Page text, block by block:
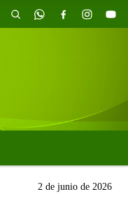
2 de junio de 2026